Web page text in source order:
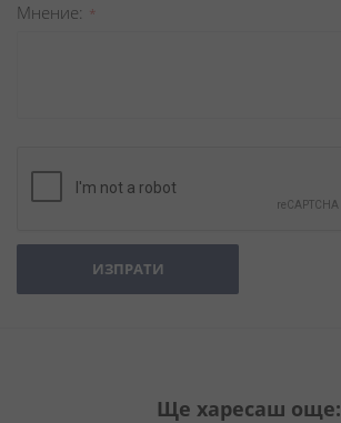
Мнение
ИЗПРАТИ
Ще харесаш още: